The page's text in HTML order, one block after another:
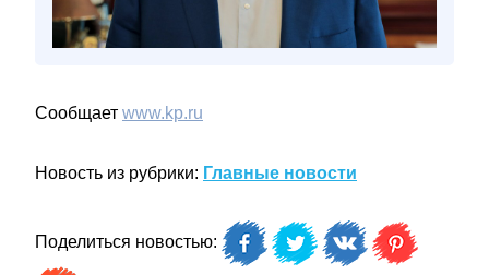
Сообщает www.kp.ru
Новость из рубрики: Главные новости
Поделиться новостью: